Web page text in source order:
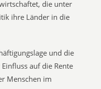
die unter
ihre Länder in die
und die
auf die Rente
Menschen im